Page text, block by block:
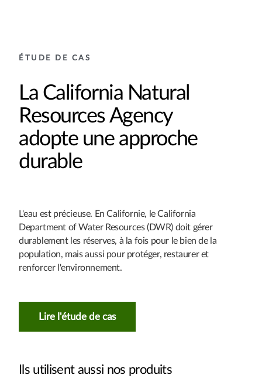
ÉTUDE DE CAS
La California Natural
Resources Agency
adopte une approche
durable
L'eau est précieuse. En Californie, le California
Department of Water Resources (DWR) doit gérer
durablement les réserves, à la fois pour le bien de la
population, mais aussi pour protéger, restaurer et
renforcer l'environnement.
Lire l'étude de cas
Ils utilisent aussi nos produits